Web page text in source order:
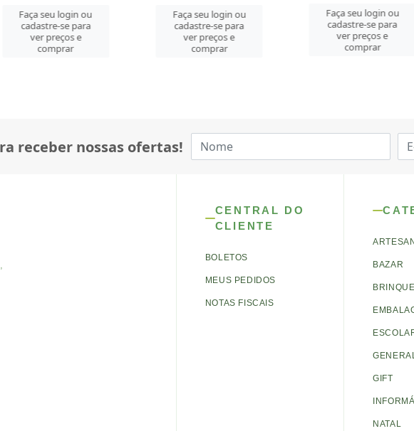
Faça seu login ou
cadastre-se para
Faça seu login ou
cadastre-se para
receber nossas ofertas!
CENTRAL DO
CLIENTE
BOLETOS
MEUS PEDIDOS
NOTAS FISCAIS
BAZAR
GIFT
NATAL